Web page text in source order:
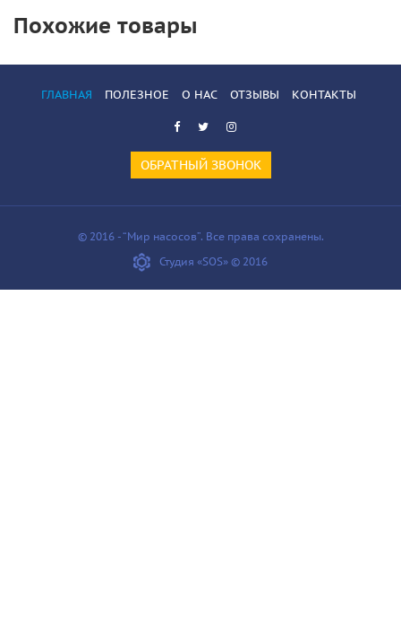
Похожие товары
ГЛАВНАЯ ПОЛЕЗНОЕ О НАС ОТЗЫВЫ КОНТАКТЫ
ОБРАТНЫЙ ЗВОНОК
© 2016 - “Мир насосов”. Все права сохранены.
Студия «SOS» © 2016